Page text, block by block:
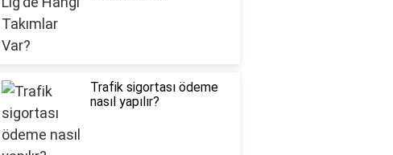
Trafik sigortası ödeme
nasıl yapılır?